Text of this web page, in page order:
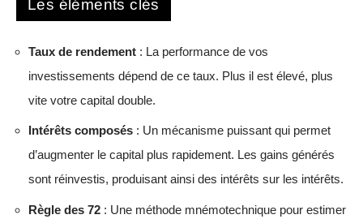
Les éléments clés
Taux de rendement : La performance de vos
investissements dépend de ce taux. Plus il est élevé, plus
vite votre capital double.
Intérêts composés : Un mécanisme puissant qui permet
d’augmenter le capital plus rapidement. Les gains générés
sont réinvestis, produisant ainsi des intérêts sur les intérêts.
Règle des 72 : Une méthode mnémotechnique pour estimer